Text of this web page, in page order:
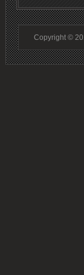
Copyright ©